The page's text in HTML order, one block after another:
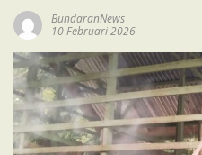
BundaranNews
10 Februari 2026